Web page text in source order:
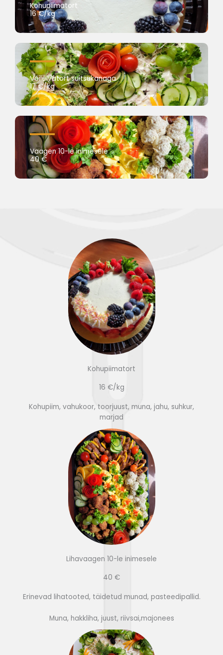
Kohupiimatort
16 €/kg
Võileivatort suitsukanaga
17 €/kg
Vaagen 10-le inimesele
40 €
Kohupiimatort
16 €/kg
Kohupiim, vahukoor, toorjuust, muna, jahu, suhkur,
marjad
Lihavaagen 10-le inimesele
40 €
Erinevad lihatooted, täidetud munad, pasteedipallid.
Muna, hakkliha, juust, riivsai,majonees